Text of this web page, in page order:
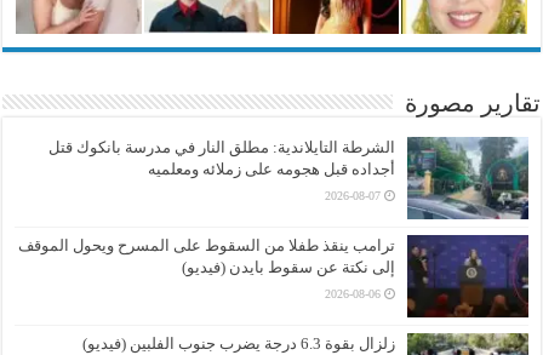
تقارير مصورة
الشرطة التايلاندية: مطلق النار في مدرسة بانكوك قتل
أجداده قبل هجومه على زملائه ومعلميه
2026-08-07
ترامب ينقذ طفلا من السقوط على المسرح ويحول الموقف
إلى نكتة عن سقوط بايدن (فيديو)
2026-08-06
زلزال بقوة 6.3 درجة يضرب جنوب الفلبين (فيديو)